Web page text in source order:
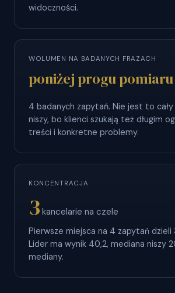
widoczności.
WOLUMEN NA BADANYCH FRAZACH
poniżej progu pomiaru
4 badanych zapytań. Nie jest to
niszy, bo klienci szukają też długim
treści i konkretne problemy.
KONCENTRACJA
3 kancelarie na czele
Pierwsze miejsca na 4 zapytań dzieli
Lider ma wynik 40,2, mediana niszy
mediany.